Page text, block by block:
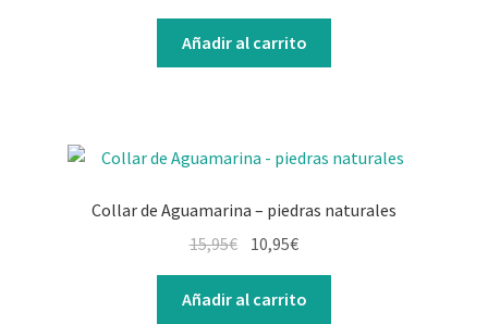
Añadir al carrito
Collar de Aguamarina – piedras naturales
15,95€ 10,95€
Añadir al carrito